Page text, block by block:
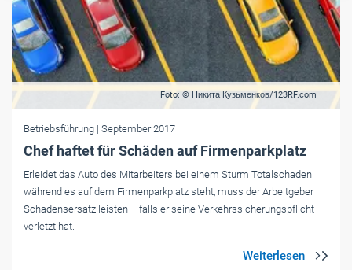
Foto: © Никита Кузьменков/123RF.com
Betriebsführung | September 2017
Chef haftet für Schäden auf Firmenparkplatz
Erleidet das Auto des Mitarbeiters bei einem Sturm Totalschaden
während es auf dem Firmenparkplatz steht, muss der Arbeitgeber
Schadensersatz leisten – falls er seine Verkehrssicherungspflicht
verletzt hat.